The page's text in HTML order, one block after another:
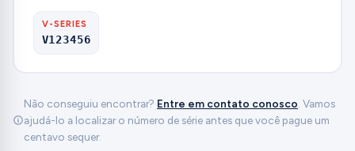
V-SERIES
V123456
Não conseguiu encontrar? Entre em contato conosco . Vamos
ajudá-lo a localizar o número de série antes que você pague um
centavo sequer.